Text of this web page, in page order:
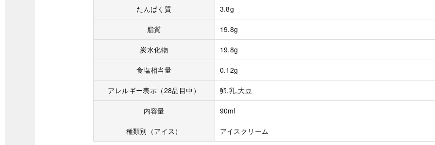
たんぱく質 3.8g
脂質 19.8g
炭水化物 19.8g
食塩相当量 0.12g
アレルギー表示（28品目中） 卵,乳,大豆
内容量 90ml
種類別（アイス） アイスクリーム